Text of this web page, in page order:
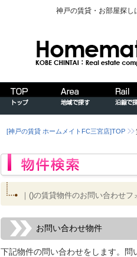
神戸の賃貸・お部屋探し
[神戸の賃貸 ホームメイトFC三宮店]TOP
｜()の賃貸物件のお問い合わせフ
お問い合わせ物件
下記物件の問い合わせをします。問